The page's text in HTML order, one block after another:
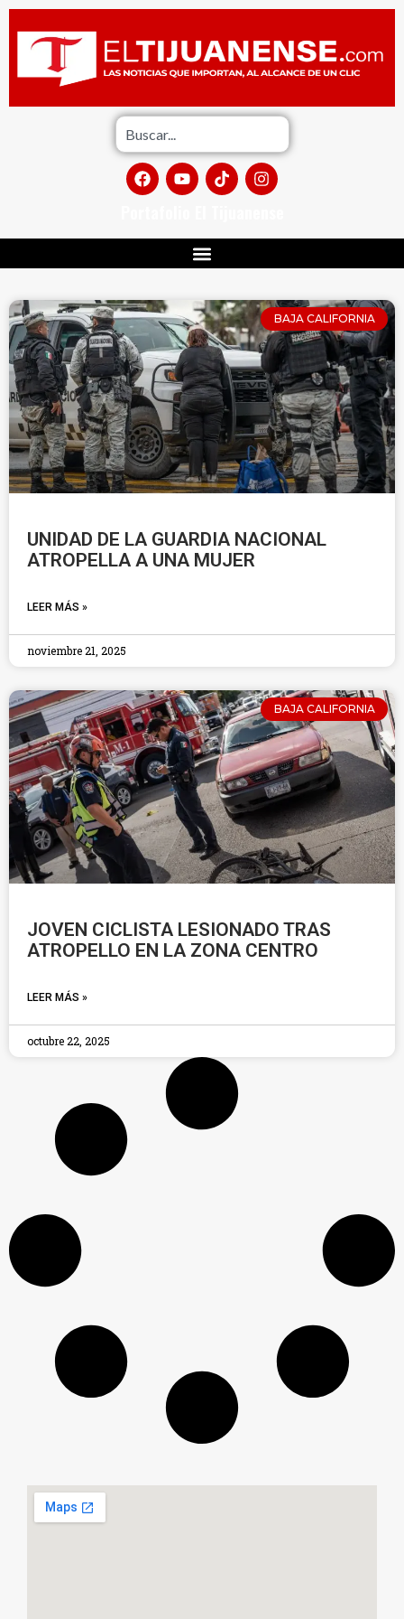
BAJA CALIFORNIA
UNIDAD DE LA GUARDIA NACIONAL
ATROPELLA A UNA MUJER
LEER MÁS »
noviembre 21, 2025
BAJA CALIFORNIA
JOVEN CICLISTA LESIONADO TRAS
ATROPELLO EN LA ZONA CENTRO
LEER MÁS »
octubre 22, 2025